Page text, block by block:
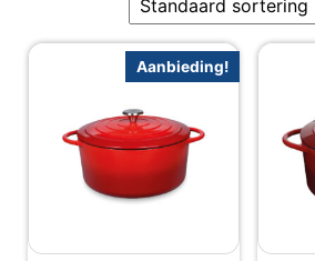
Aanbieding!